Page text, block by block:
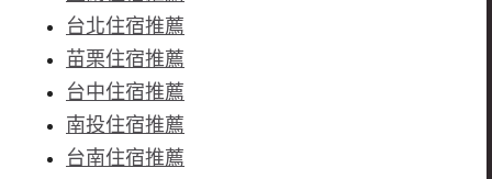
台北住宿推薦
苗栗住宿推薦
台中住宿推薦
南投住宿推薦
台南住宿推薦